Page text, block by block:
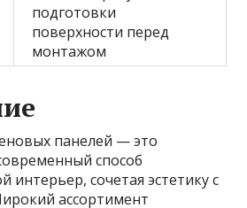
подготовки
поверхности перед
монтажом
панелей — это
способ
интерьер, сочетая эстетику с
ассортимент